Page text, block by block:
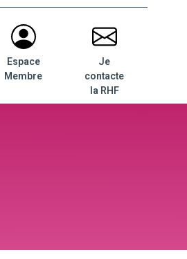
Espace
Membre
Je
contacte
la RHF